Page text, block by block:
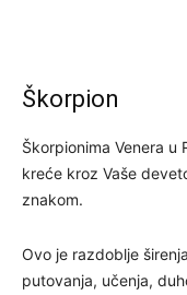
Škorpion
Škorpionima Venera u
kreće kroz Vaše
znakom.
Ovo je razdoblje
putovanja, učenja,